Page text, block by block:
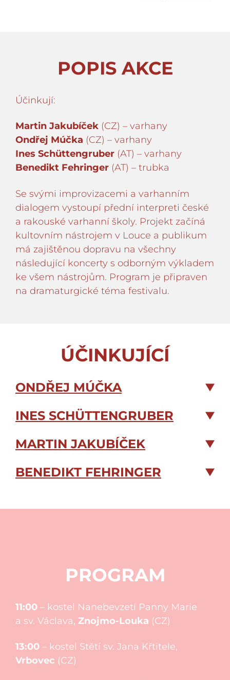
POPIS AKCE
Účinkují:
Martin Jakubíček (CZ) – varhany
Ondřej Múčka (CZ) – varhany
Ines Schüttengruber (AT) – varhany
Benedikt Fehringer (AT) – trubka
Se svými improvizacemi a varhanním
dialogem vystoupí přední interpreti české
a rakouské varhanní školy. Projekt začíná
kultovním nástrojem v Louce a publikum
má zajištěnou dopravu na všechny
následující koncerty s odborným výkladem
ke všem nástrojům. Program je připraven
na dramaturgické téma festivalu.
ÚČINKUJÍCÍ
ONDŘEJ MÚČKA
INES SCHÜTTENGRUBER
MARTIN JAKUBÍČEK
BENEDIKT FEHRINGER
PROGRAM
11:00 – kostel Nanebevzetí Panny Marie
a sv. Václava, Znojmo-Louka (CZ)
13:00 – kostel Stětí sv. Jana Křtitele,
Vrbovec (CZ)